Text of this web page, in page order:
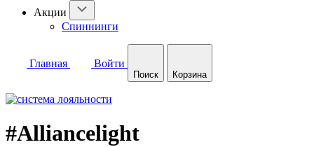
Акции
Спиннинги
Главная Войти
Поиск Корзина
#Alliancelight